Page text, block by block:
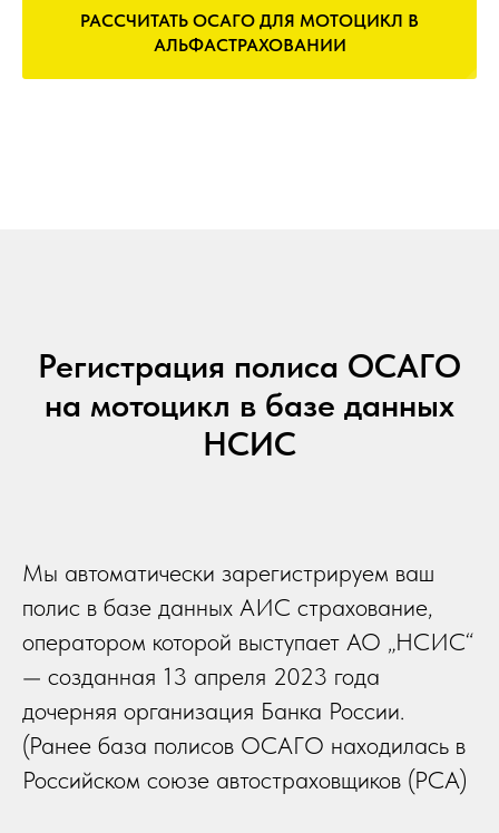
РАССЧИТАТЬ ОСАГО ДЛЯ МОТОЦИКЛ В
АЛЬФАСТРАХОВАНИИ
Регистрация полиса ОСАГО
на мотоцикл в базе данных
НСИС
Мы автоматически зарегистрируем ваш
полис в базе данных АИС страхование,
оператором которой выступает АО „НСИС“
— созданная 13 апреля 2023 года
дочерняя организация Банка России.
(Ранее база полисов ОСАГО находилась в
Российском союзе автостраховщиков (РСА)